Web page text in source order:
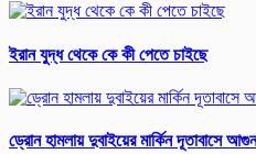
ইরান যুদ্ধ থেকে কে কী পেতে চাইছে
ড্রোন হামলায় দুবাইয়ের মার্কিন দূতাবাসে আগুন